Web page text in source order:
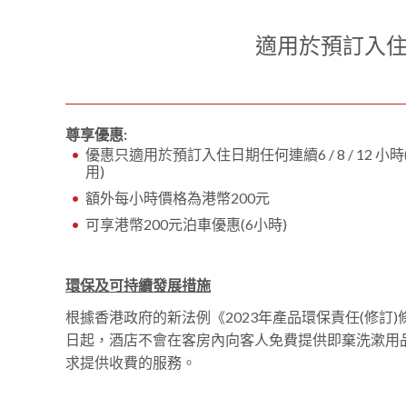
適用於預訂入
尊享優惠:
優惠只適用於預訂入住日期任何連續6 / 8 / 12 小
用)
額外每小時價格為港幣200元
可享港幣200元泊車優惠(6小時)
環保及可持續發展措施
根據香港政府的新法例《2023年產品環保責任(修訂)
日起，酒店不會在客房內向客人免費提供即棄洗漱
求提供收費的服務。